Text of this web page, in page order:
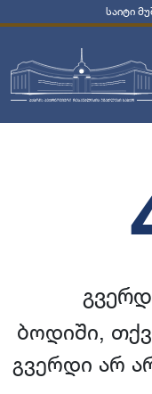
საიტი
ბოდიში,
გვერდი არ